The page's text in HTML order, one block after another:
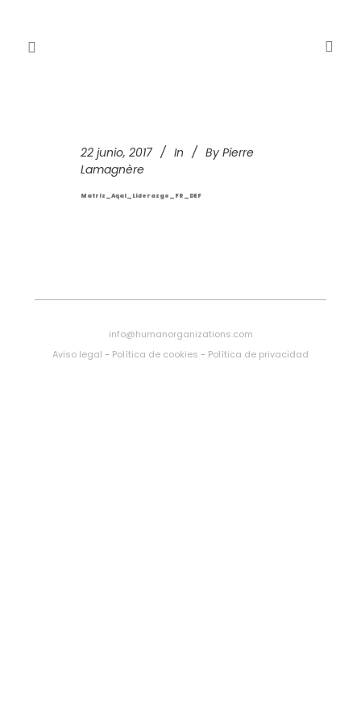
22 junio, 2017 In By Pierre
Lamagnère
Matriz_Aqal_Liderazgo_FR_DEF
info@humanorganizations.com
Aviso legal - Política de cookies - Política de privacidad